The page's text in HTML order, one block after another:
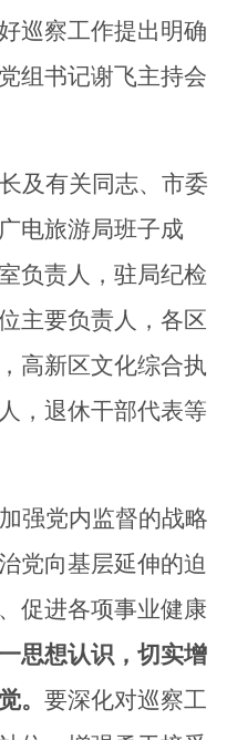
巡察工作提出明确
组书记谢飞主持会
及有关同志、市委
电旅游局班子成
负责人，驻局纪检
主要负责人，各区
高新区文化综合执
，退休干部代表等
强党内监督的战略
党向基层延伸的迫
促进各项事业健康
思想认识，切实增
。 要深化对巡察工